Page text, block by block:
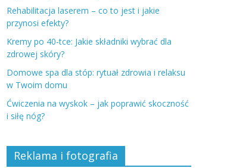
Rehabilitacja laserem – co to jest i jakie
przynosi efekty?
Kremy po 40-tce: Jakie składniki wybrać dla
zdrowej skóry?
Domowe spa dla stóp: rytuał zdrowia i relaksu
w Twoim domu
Ćwiczenia na wyskok – jak poprawić skoczność
i siłę nóg?
Reklama i fotografia